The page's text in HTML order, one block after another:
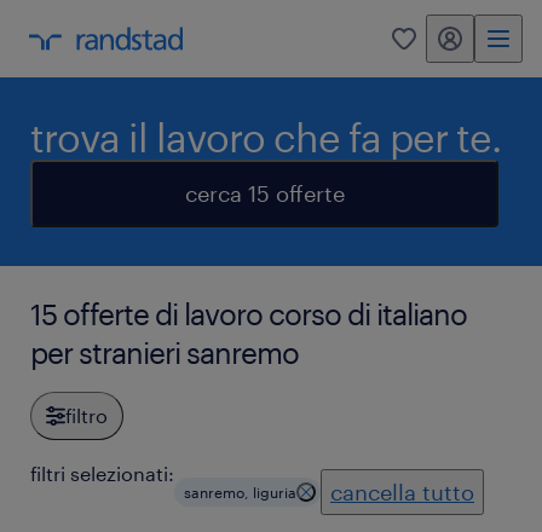
0 my randstad
trova il lavoro che fa per te.
cerca 15 offerte
15 offerte di lavoro corso di italiano
per stranieri sanremo
filtro
filtri selezionati:
sanremo, liguria cancella tutto